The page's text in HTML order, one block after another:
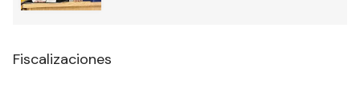
Fiscalizaciones